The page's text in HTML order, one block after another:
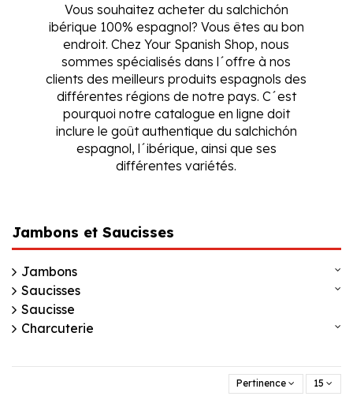
Vous souhaitez acheter du salchichón
ibérique 100% espagnol? Vous êtes au bon
endroit. Chez Your Spanish Shop, nous
sommes spécialisés dans l´offre à nos
clients des meilleurs produits espagnols des
différentes régions de notre pays. C´est
pourquoi notre catalogue en ligne doit
inclure le goût authentique du salchichón
espagnol, l´ibérique, ainsi que ses
différentes variétés.
Pertinence 15
Jambons et Saucisses
Jambons
Saucisses
Saucisse
Charcuterie